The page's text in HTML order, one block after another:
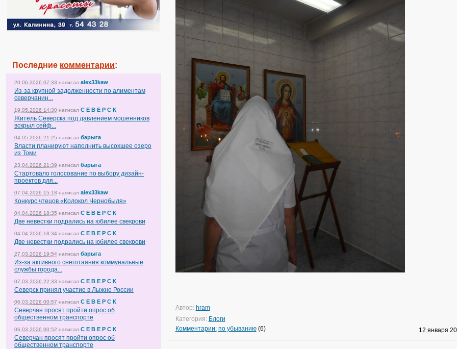
Последние комментарии:
20.06.2026 07:33 написал alex33kaw
Из-за крупной задолженности по алиментам
северчанин...
19.05.2026 14:30 написал С Е В Е Р С К
Житель Северска под давлением мошенников
вскрыл сейф...
04.05.2026 21:25 написал барыга
Власти планируют наполнить высохшее озеро
из Томи
23.04.2026 21:39 написал барыга
Стартовало голосование по выбору дизайн-
проектов для...
07.04.2026 15:18 написал alex33kaw
Конкурс чтецов «Колокол Чернобыля»
04.04.2026 18:35 написал С Е В Е Р С К
Две невестки подрались на юбилее свекрови
04.04.2026 18:34 написал С Е В Е Р С К
Две невестки подрались на юбилее свекрови
27.03.2026 19:54 написал барыга
Из-за активного снеготаяния коммунальные
службы города...
07.03.2026 22:33 написал С Е В Е Р С К
Северск принял участие в Лыжне России
06.03.2026 00:57 написал С Е В Е Р С К
Северчан просят пройти опрос об
общественном транспорте
06.03.2026 00:52 написал С Е В Е Р С К
Северчан просят пройти опрос об
общественном транспорте
Автор: hram
Категория: Блоги
Комментарии: по убыванию(6) 12 января